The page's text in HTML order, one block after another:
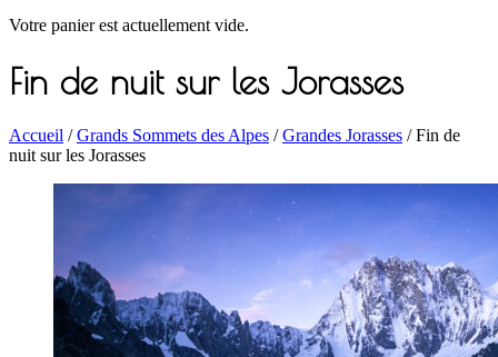
Votre panier est actuellement vide.
Fin de nuit sur les Jorasses
Accueil /Grands Sommets des Alpes /Grandes Jorasses / Fin de
nuit sur les Jorasses